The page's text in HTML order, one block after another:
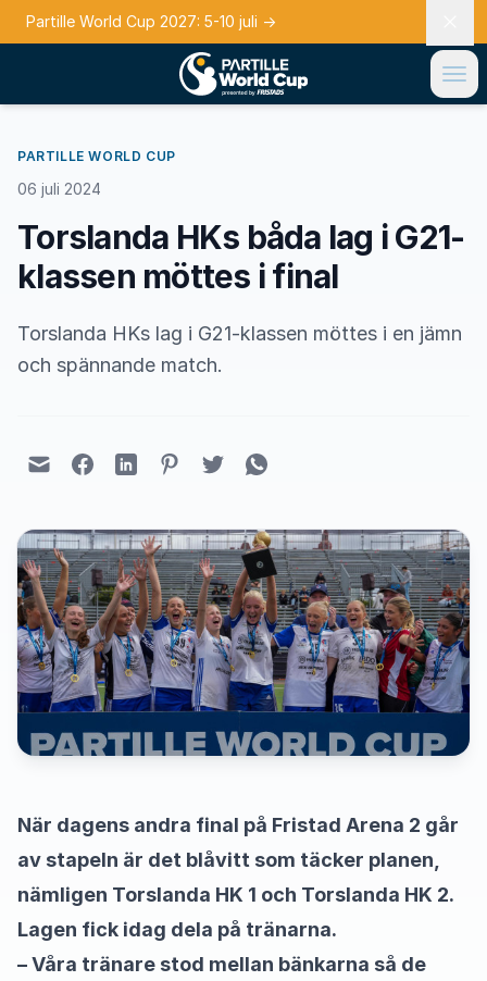
Partille World Cup 2027: 5-10 juli →
PARTILLE WORLD CUP
06 juli 2024
Torslanda HKs båda lag i G21-
klassen möttes i final
Torslanda HKs lag i G21-klassen möttes i en jämn
och spännande match.
När dagens andra final på Fristad Arena 2 går
av stapeln är det blåvitt som täcker planen,
nämligen Torslanda HK 1 och Torslanda HK 2.
Lagen fick idag dela på tränarna.
– Våra tränare stod mellan bänkarna så de